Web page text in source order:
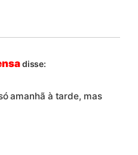
disse:
amanhã à tarde, mas